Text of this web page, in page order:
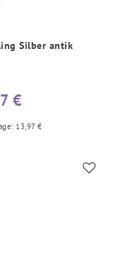
Silber antik
€
13,97 €